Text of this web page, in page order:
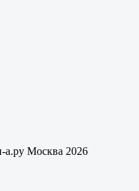
а.ру Москва 2026